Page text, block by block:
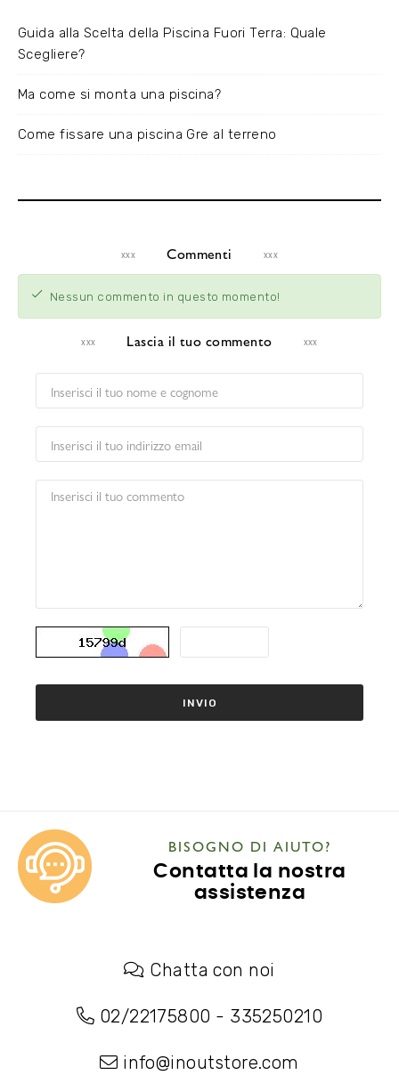
Guida alla Scelta della Piscina Fuori Terra: Quale
Scegliere?
Ma come si monta una piscina?
Come fissare una piscina Gre al terreno
Commenti
Nessun commento in questo momento!
Lascia il tuo commento
INVIO
BISOGNO DI AIUTO?
Contatta la nostra
assistenza
Chatta con noi
02/22175800 - 335250210
info@inoutstore.com